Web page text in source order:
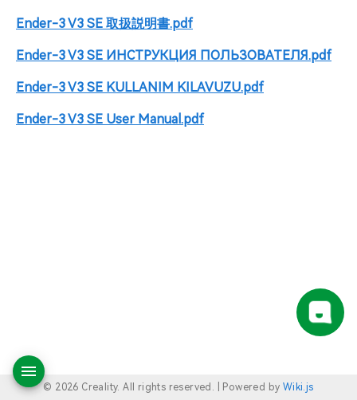
Ender-3 V3 SE 取扱説明書.pdf
Ender-3 V3 SE ИНСТРУКЦИЯ ПОЛЬЗОВАТЕЛЯ.pdf
Ender-3 V3 SE KULLANIM KILAVUZU.pdf
Ender-3 V3 SE User Manual.pdf
© 2026 Creality. All rights reserved. | Powered by Wiki.js